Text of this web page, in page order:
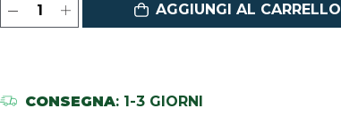
AGGIUNGI AL CARRELLO
CONSEGNA: 1-3 GIORNI